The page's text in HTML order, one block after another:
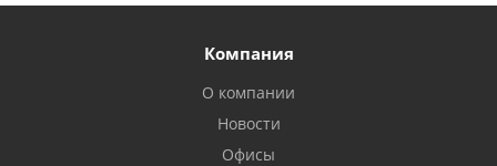
Компания
О компании
Новости
Офисы